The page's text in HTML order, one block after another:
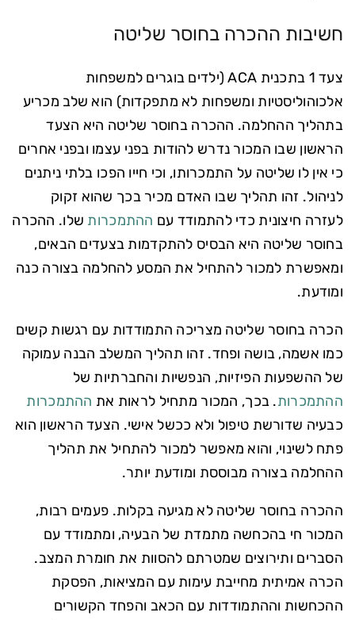
חשיבות ההכרה בחוסר שליטה
צעד 1 בתכנית ACA (ילדים בוגרים למשפחות
אלכוהוליסטיות ומשפחות לא מתפקדות) הוא שלב מכריע
בתהליך ההחלמה. ההכרה בחוסר שליטה היא הצעד
הראשון שבו המכור נדרש להודות בפני עצמו ובפני אחרים
כי אין לו שליטה על התמכרותו, וכי חייו הפכו בלתי ניתנים
לניהול. זהו תהליך שבו האדם מכיר בכך שהוא זקוק
לעזרה חיצונית כדי להתמודד עם ההתמכרות שלו. ההכרה
בחוסר שליטה היא הבסיס להתקדמות בצעדים הבאים,
ומאפשרת למכור להתחיל את המסע להחלמה בצורה כנה
ומודעת.
הכרה בחוסר שליטה מצריכה התמודדות עם רגשות קשים
כמו אשמה, בושה ופחד. זהו תהליך המשלב הבנה עמוקה
של ההשפעות הפיזיות, הנפשיות והחברתיות של
ההתמכרות. בכך, המכור מתחיל לראות את ההתמכרות
כבעיה שדורשת טיפול ולא ככשל אישי. הצעד הראשון הוא
פתח לשינוי, והוא מאפשר למכור להתחיל את תהליך
ההחלמה בצורה מבוססת ומודעת יותר.
ההכרה בחוסר שליטה לא מגיעה בקלות. פעמים רבות,
המכור חי בהכחשה מתמדת של הבעיה, ומתמודד עם
הסברים ותירוצים שמטרתם להסוות את חומרת המצב.
הכרה אמיתית מחייבת עימות עם המציאות, הפסקת
ההכחשות וההתמודדות עם הכאב והפחד הקשורים